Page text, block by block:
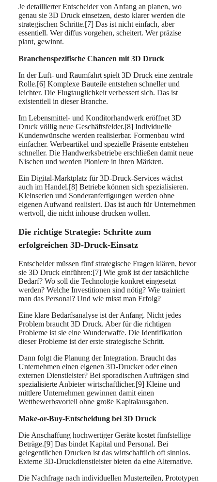
Je detaillierter Entscheider von Anfang an planen, wo
genau sie 3D Druck einsetzen, desto klarer werden die
strategischen Schritte.[7] Das ist nicht einfach, aber
essentiell. Wer diffus vorgehen, scheitert. Wer präzise
plant, gewinnt.
Branchenspezifische Chancen mit 3D Druck
In der Luft- und Raumfahrt spielt 3D Druck eine zentrale
Rolle.[6] Komplexe Bauteile entstehen schneller und
leichter. Die Flugtauglichkeit verbessert sich. Das ist
existentiell in dieser Branche.
Im Lebensmittel- und Konditorhandwerk eröffnet 3D
Druck völlig neue Geschäftsfelder.[8] Individuelle
Kundenwünsche werden realisierbar. Formenbau wird
einfacher. Werbeartikel und spezielle Präsente entstehen
schneller. Die Handwerksbetriebe erschließen damit neue
Nischen und werden Pioniere in ihren Märkten.
Ein Digital-Marktplatz für 3D-Druck-Services wächst
auch im Handel.[8] Betriebe können sich spezialisieren.
Kleinserien und Sonderanfertigungen werden ohne
eigenen Aufwand realisiert. Das ist auch für Unternehmen
wertvoll, die nicht inhouse drucken wollen.
Die richtige Strategie: Schritte zum
erfolgreichen 3D-Druck-Einsatz
Entscheider müssen fünf strategische Fragen klären, bevor
sie 3D Druck einführen:[7] Wie groß ist der tatsächliche
Bedarf? Wo soll die Technologie konkret eingesetzt
werden? Welche Investitionen sind nötig? Wie trainiert
man das Personal? Und wie misst man Erfolg?
Eine klare Bedarfsanalyse ist der Anfang. Nicht jedes
Problem braucht 3D Druck. Aber für die richtigen
Probleme ist sie eine Wunderwaffe. Die Identifikation
dieser Probleme ist der erste strategische Schritt.
Dann folgt die Planung der Integration. Braucht das
Unternehmen einen eigenen 3D-Drucker oder einen
externen Dienstleister? Bei sporadischen Aufträgen sind
spezialisierte Anbieter wirtschaftlicher.[9] Kleine und
mittlere Unternehmen gewinnen damit einen
Wettbewerbsvorteil ohne große Kapitalausgaben.
Make-or-Buy-Entscheidung bei 3D Druck
Die Anschaffung hochwertiger Geräte kostet fünfstellige
Beträge.[9] Das bindet Kapital und Personal. Bei
gelegentlichen Drucken ist das wirtschaftlich oft sinnlos.
Externe 3D-Druckdienstleister bieten da eine Alternative.
Die Nachfrage nach individuellen Musterteilen, Prototypen